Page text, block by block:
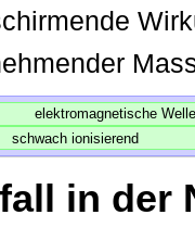
elektromagnetische
schwach ionisierend
in der